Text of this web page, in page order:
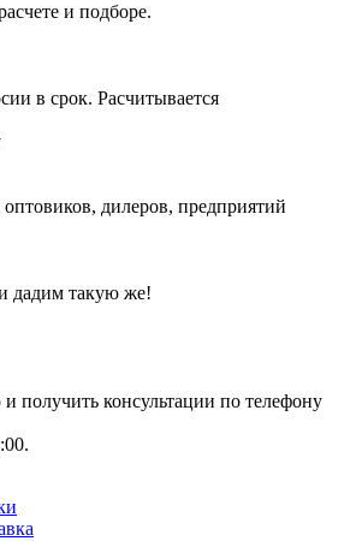
и подборе.
в срок. Расчитывается
дилеров, предприятий
дадим такую же!
получить консультации по телефону